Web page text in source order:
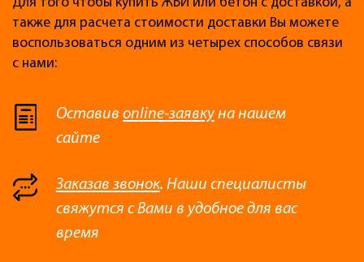
Для того чтобы купить ЖБИ или бетон с доставкой, а
также для расчета стоимости доставки Вы можете
воспользоваться одним из четырех способов связи
с нами:
Оставив online-заявкуна нашем
сайте
Заказав звонок. Наши специалисты
свяжутся с Вами в удобное для вас
время